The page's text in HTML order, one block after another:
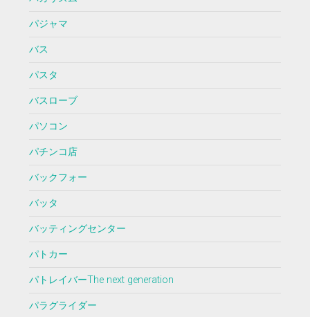
パジャマ
バス
パスタ
バスローブ
パソコン
パチンコ店
バックフォー
バッタ
バッティングセンター
パトカー
パトレイバーThe next generation
パラグライダー